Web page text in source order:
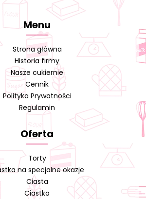
Menu
Strona główna
Historia firmy
Nasze cukiernie
Cennik
Polityka Prywatności
Regulamin
Oferta
Torty
na specjalne okazje
Ciasta
Ciastka